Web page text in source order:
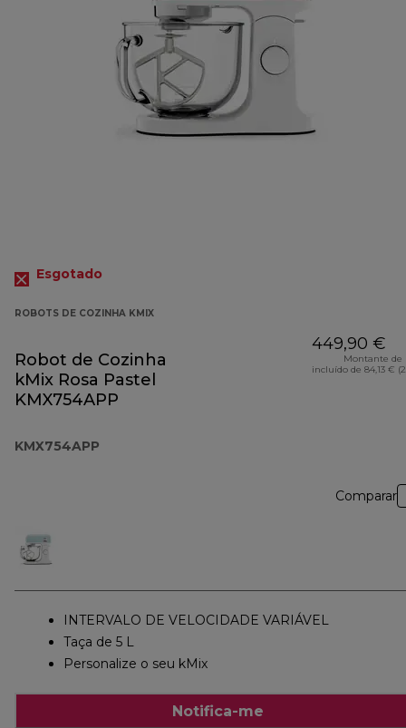
Esgotado
ROBOTS DE COZINHA KMIX
Robot de Cozinha
kMix Rosa Pastel
KMX754APP
KMX754APP
449,90 €
Montante de
incluído de 84,13 €
Comparar
INTERVALO DE VELOCIDADE VARIÁVEL
Taça de 5 L
Personalize o seu kMix
Notifica-me